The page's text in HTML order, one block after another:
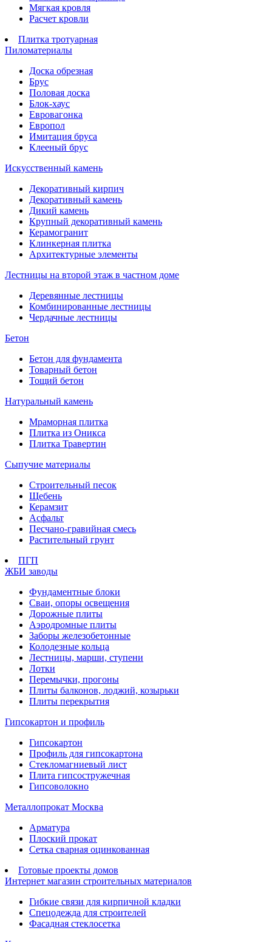
Мягкая кровля
Расчет кровли
Плитка тротуарная
Пиломатериалы
Доска обрезная
Брус
Половая доска
Блок-хаус
Евровагонка
Европол
Имитация бруса
Клееный брус
Искусственный камень
Декоративный кирпич
Декоративный камень
Дикий камень
Крупный декоративный камень
Керамогранит
Клинкерная плитка
Архитектурные элементы
Лестницы на второй этаж в частном доме
Деревянные лестницы
Комбинированные лестницы
Чердачные лестницы
Бетон
Бетон для фундамента
Товарный бетон
Тощий бетон
Натуральный камень
Мраморная плитка
Плитка из Оникса
Плитка Травертин
Сыпучие материалы
Строительный песок
Щебень
Керамзит
Асфальт
Песчано-гравийная смесь
Растительный грунт
ПГП
ЖБИ заводы
Фундаментные блоки
Сваи, опоры освещения
Дорожные плиты
Аэродромные плиты
Заборы железобетонные
Колодезные кольца
Лестницы, марши, ступени
Лотки
Перемычки, прогоны
Плиты балконов, лоджий, козырьки
Плиты перекрытия
Гипсокартон и профиль
Гипсокартон
Профиль для гипсокартона
Стекломагниевый лист
Плита гипсостружечная
Гипсоволокно
Металлопрокат Москва
Арматура
Плоский прокат
Сетка сварная оцинкованная
Готовые проекты домов
Интернет магазин строительных материалов
Гибкие связи для кирпичной кладки
Спецодежда для строителей
Фасадная стеклосетка